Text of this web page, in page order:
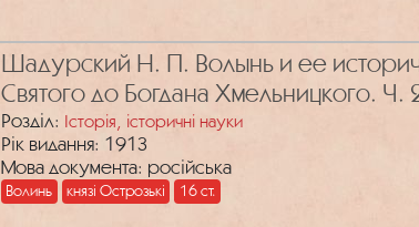
Шадурский Н. П. Волынь и ее
Святого до Богдана Хмельницкого. Ч.
Розділ: Історія, історичні науки
Рік видання: 1913
Мова документа: російська
Волинь князі Острозькі 16 ст.